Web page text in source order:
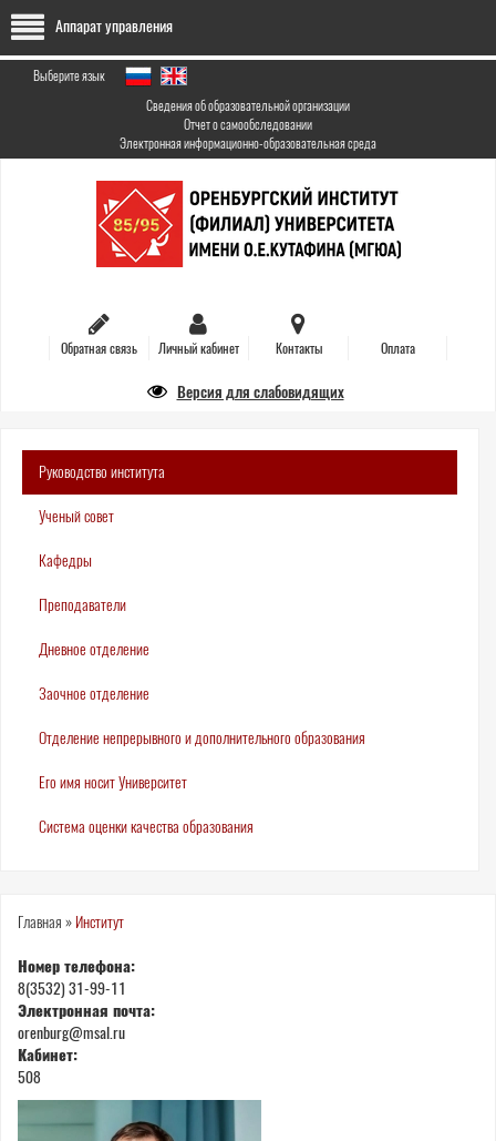
Перейти
основному
содержанию
Аппарат управления
Выберите язык
Сведения об образовательной организации
Отчет о самообследовании
Электронная информационно-образовательная среда
Обратная связь Личный кабинет Контакты Оплата
Версия для слабовидящих
Руководство института
Ученый совет
Кафедры
Преподаватели
Дневное отделение
Заочное отделение
Отделение непрерывного и дополнительного образования
Его имя носит Университет
Система оценки качества образования
Вы
здесь
Главная » Институт
Номер телефона:
8(3532) 31-99-11
Электронная почта:
orenburg@msal.ru
Кабинет:
508